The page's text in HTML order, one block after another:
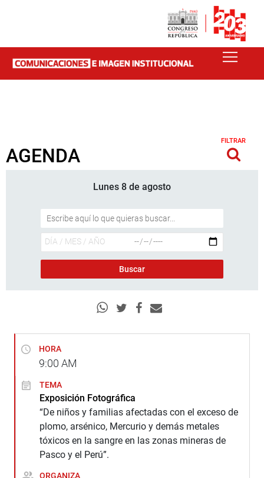
AGENDA
FILTRAR
Lunes 8 de agosto
HORA
9:00 AM
TEMA
Exposición Fotográfica
“De niños y familias afectadas con el exceso de
plomo, arsénico, Mercurio y demás metales
tóxicos en la sangre en las zonas mineras de
Pasco y el Perú”.
ORGANIZA